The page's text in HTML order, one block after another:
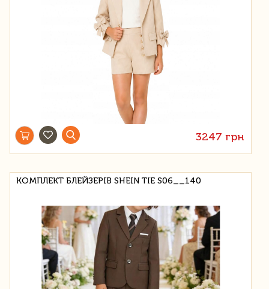
3247 грн
КОМПЛЕКТ БЛЕЙЗЕРІВ SHEIN TIE S06__140